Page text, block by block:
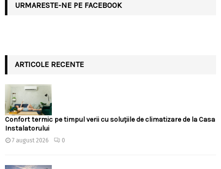
URMARESTE-NE PE FACEBOOK
ARTICOLE RECENTE
Confort termic pe timpul verii cu soluțiile de climatizare de la Casa
Instalatorului
7 august 2026 0